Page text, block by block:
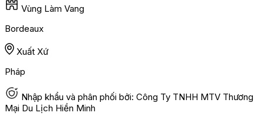
Vùng Làm Vang
Bordeaux
Xuất Xứ
Pháp
Nhập khẩu và phân phối bởi: Công Ty TNHH MTV Thương
Mại Du Lịch Hiền Minh